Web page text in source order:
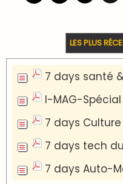
LES PLUS
7 days santé
I-MAG-
7 days
7 days tech
7 days Auto-